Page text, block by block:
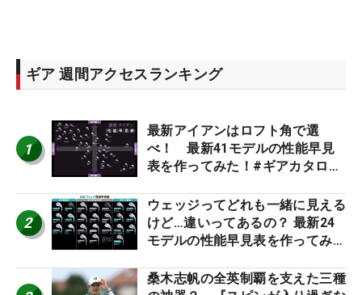
ギア 週間アクセスランキング
1
最新アイアンはロフト角で選
べ！ 最新41モデルの性能早見
表を作ってみた！#ギアカタログ
2
ウェッジってどれも一緒に見える
けど…違いってあるの？ 最新24
モデルの性能早見表を作ってみ
桑木志帆の全英制覇を支えた三種